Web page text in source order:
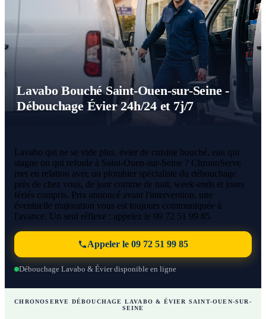
Lavabo Bouché Saint-Ouen-sur-Seine -
Débouchage Évier 24h/24 et 7j/7
Lavabo qui ne se vide plus, évier de cuisine bouché, eau qui
stagne ou qui refoule à Saint-Ouen-sur-Seine ? ChronoServe
met en relation avec un plombier spécialiste du débouchage
près de chez vous, de jour comme de nuit, week-ends et jours
fériés compris. Prix annoncé avant l'intervention, une
éventuelle majoration vous est toujours communiquée à
l'avance. Un seul réflexe : appelez le 09 72 51 99 85.
Appeler le 09 72 51 99 85
Débouchage Lavabo & Évier disponible en ligne
CHRONOSERVE DÉBOUCHAGE LAVABO & ÉVIER SAINT-OUEN-SUR-
SEINE